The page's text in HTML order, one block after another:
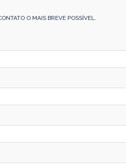
O MAIS BREVE POSSÍVEL.